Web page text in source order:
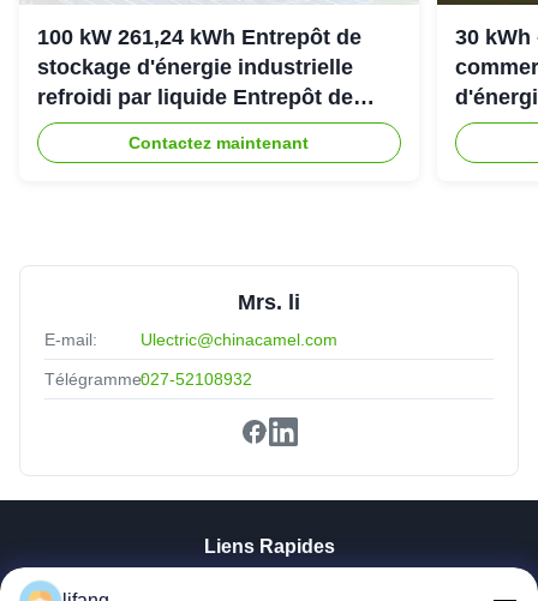
100 kW 261,24 kWh Entrepôt de
stockage d'énergie industrielle
refroidi par liquide Entrepôt de
stockage d'énergie refroidi par
liquide IP54
Contactez maintenant
30 kWh
Mrs. li
E-mail: Ulectric@chinacamel.com
Télégramme:027-52108932
Liens Rapides